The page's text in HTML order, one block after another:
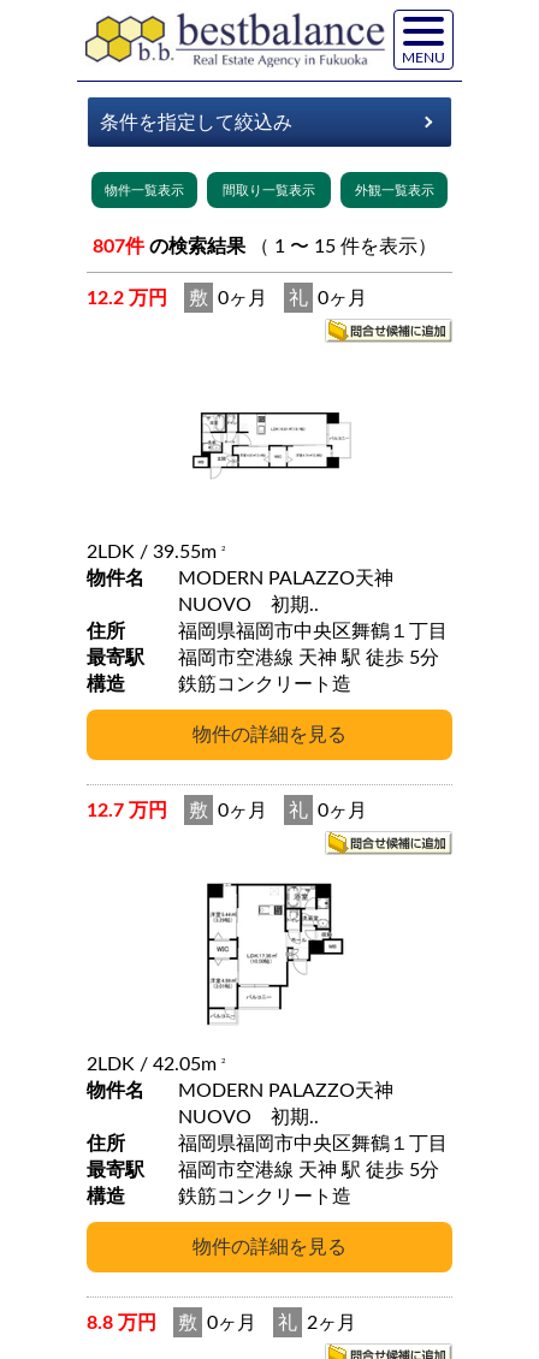
MENU
807件 の検索結果 （ 1 〜 15 件を表示）
12.2 万円 敷 0ヶ月 礼 0ヶ月
2LDK / 39.55m 2
物件名
MODERN PALAZZO天神
NUOVO 初期..
住所
福岡県福岡市中央区舞鶴１丁目
最寄駅
福岡市空港線 天神 駅 徒歩 5分
構造
鉄筋コンクリート造
12.7 万円 敷 0ヶ月 礼 0ヶ月
2LDK / 42.05m 2
物件名
MODERN PALAZZO天神
NUOVO 初期..
住所
福岡県福岡市中央区舞鶴１丁目
最寄駅
福岡市空港線 天神 駅 徒歩 5分
構造
鉄筋コンクリート造
8.8 万円 敷 0ヶ月 礼 2ヶ月